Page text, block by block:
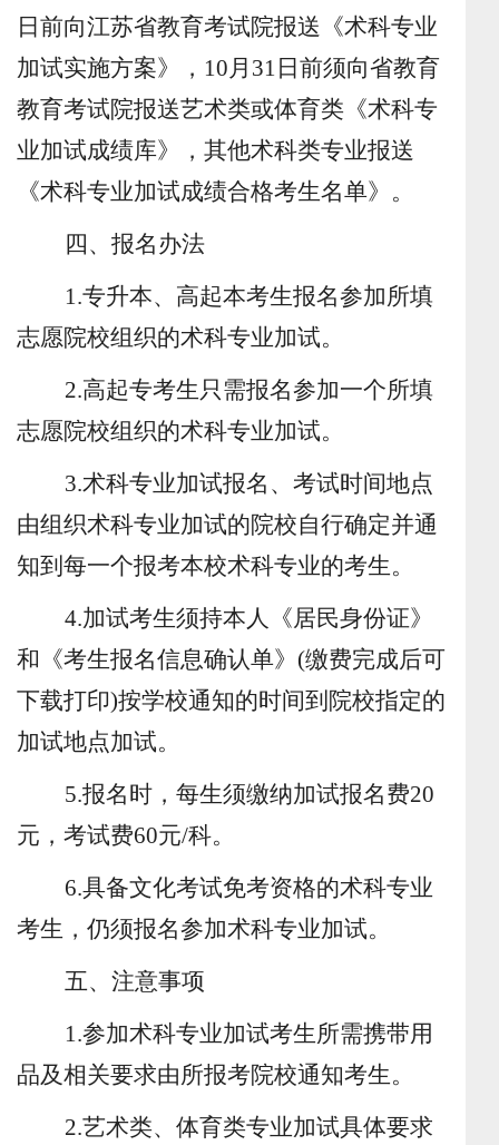
日前向江苏省教育考试院报送《术科专业
加试实施方案》， 10月 31 日前须向省教育
教育考试院报送艺术类或体育类 《术科专
业加试成绩库》
，其他术科类专业报送
《术科专业加试成绩合格考生名单》。
四、报名办法
1.专升本、高起本考生报名参加所填
志愿院校组织的术科专业加试。
2.高起专考生只需报名参加一个所填
志愿院校组织的术科专业加试。
3.术科专业加试报名、考试时间地点
由组织术科专业加试的院校自行确定并通
知到每一个报考本校术科专业的考生。
4.加试考生须持本人《居民身份证》
和《考生报名信息确认单》 (缴费完成后可
下载打印)按学校通知的时间到 院校指定的
加试地点加试。
5.报名时，每生须缴纳加试报名费20
元，考试费60元/科。
6.具备文化考试免考资格的术科专业
考生，仍须报名参加术科专业加试。
五、注意事项
1.参加术科专业加试考生所需携带用
品及相关要求由所报考院校通知考生。
2.艺术类、体育类专业加试具体要求